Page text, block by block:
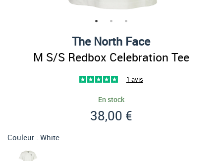
The North Face
M S/S Redbox Celebration Tee
1 avis
En stock
38,00 €
Couleur : White